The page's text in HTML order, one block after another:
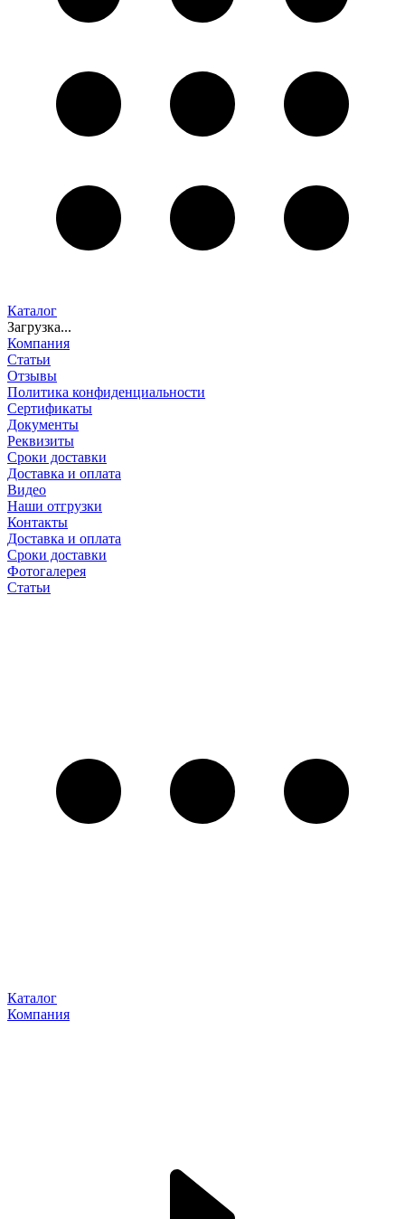
Каталог
Загрузка...
Компания
Статьи
Отзывы
Политика конфиденциальности
Сертификаты
Документы
Реквизиты
Сроки доставки
Доставка и оплата
Видео
Наши отгрузки
Контакты
Доставка и оплата
Сроки доставки
Фотогалерея
Статьи
Каталог
Компания